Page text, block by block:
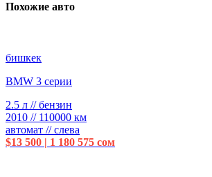
Похожие авто
бишкек
BMW 3 серии
2.5 л // бензин
2010 // 110000 км
автомат // слева
$13 500 | 1 180 575 сом